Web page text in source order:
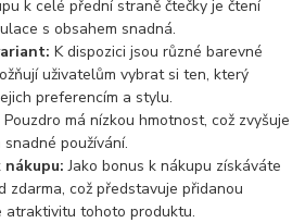
k celé přední straně čtečky je čtení
s obsahem snadná.
K dispozici jsou různé barevné
uživatelům vybrat si ten, který
preferencím a stylu.
Pouzdro má nízkou hmotnost, což zvyšuje
používání.
nákupu: Jako bonus k nákupu získáváte
zdarma, což představuje přidanou
atraktivitu tohoto produktu.